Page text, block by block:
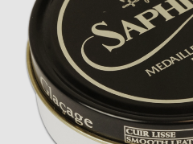
BRÖLLOPSPRESENT 2026
STUDENTPRESENT 2026